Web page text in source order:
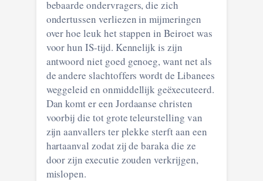
bebaarde ondervragers, die zich
ondertussen verliezen in mijmeringen
over hoe leuk het stappen in Beiroet was
voor hun IS-tijd. Kennelijk is zijn
antwoord niet goed genoeg, want net als
de andere slachtoffers wordt de Libanees
weggeleid en onmiddellijk geëxecuteerd.
Dan komt er een Jordaanse christen
voorbij die tot grote teleurstelling van
zijn aanvallers ter plekke sterft aan een
hartaanval zodat zij de baraka die ze
door zijn executie zouden verkrijgen,
mislopen.